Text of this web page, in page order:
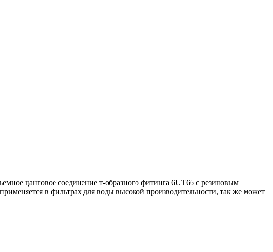
цанговое соединение т-образного фитинга 6UT66 с резиновым
в фильтрах для воды высокой производительности, так же может